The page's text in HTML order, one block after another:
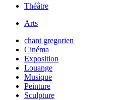
Théâtre
Arts
chant gregorien
Cinéma
Exposition
Louange
Musique
Peinture
Sculpture